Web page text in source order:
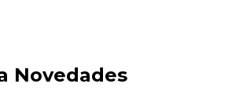
Novedades